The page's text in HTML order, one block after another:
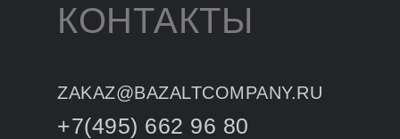
+7(495) 662 96 80
ZAKAZ@BAZALTCOMPANY.RU
КОНТАКТЫ